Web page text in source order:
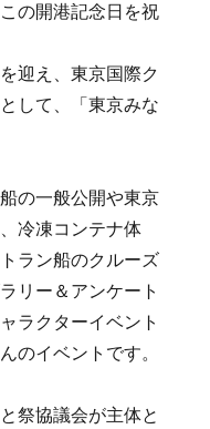
の開港記念日を祝
迎え、東京国際ク
して、「東京みな
の一般公開や東京
冷凍コンテナ体
ラン船のクルーズ
リー＆アンケート
ラクターイベント
のイベントです。
祭協議会が主体と